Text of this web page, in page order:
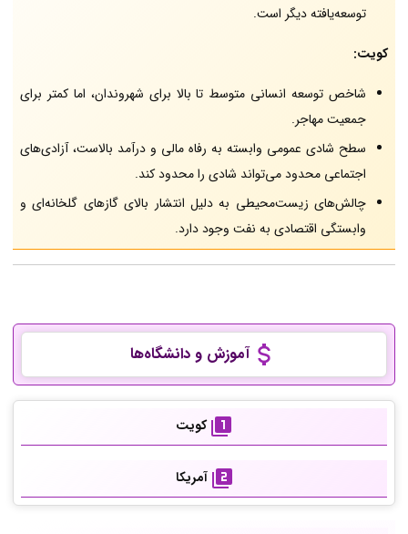
توسعه‌یافته دیگر است.
کویت:
شاخص توسعه انسانی متوسط تا بالا برای شهروندان، اما کمتر برای
جمعیت مهاجر.
سطح شادی عمومی وابسته به رفاه مالی و درآمد بالاست، آزادی‌های
اجتماعی محدود می‌تواند شادی را محدود کند.
چالش‌های زیست‌محیطی به دلیل انتشار بالای گازهای گلخانه‌ای و
وابستگی اقتصادی به نفت وجود دارد.
آموزش و دانشگاه‌ها
کویت
آمریکا